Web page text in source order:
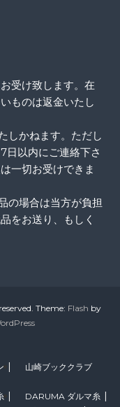
受け致します。在
ものは返金いたし
しかねます。ただし
日以内にご連絡下さ
一切お受けできま
の場合は当方が負担
をお送り、もしく
Theme: Flash by
山崎ブッククラブ
DARUMA ダルマ糸